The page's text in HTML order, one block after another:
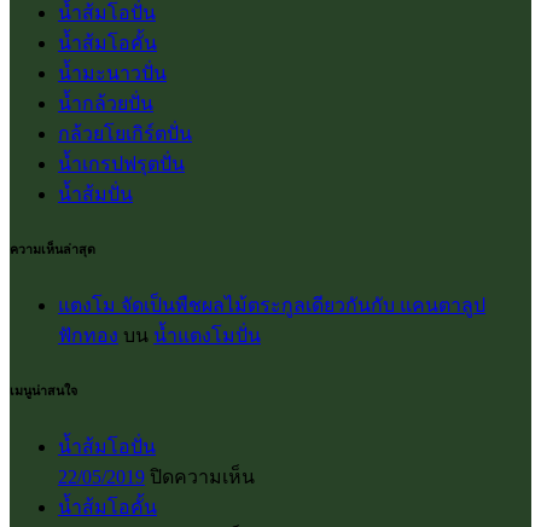
น้ำส้มโอปั่น
น้ำส้มโอคั้น
น้ำมะนาวปั่น
น้ำกล้วยปั่น
กล้วยโยเกิร์ตปั่น
น้ำเกรปฟรุตปั่น
น้ำส้มปั่น
ความเห็นล่าสุด
แตงโม จัดเป็นพืชผลไม้ตระกูลเดียวกันกับ แคนตาลูป
ฟักทอง บน น้ำแตงโมปั่น
เมนูน่าสนใจ
น้ำส้มโอปั่น
22/05/2019 ปิดความเห็นบน
น้ำส้มโอคั้น